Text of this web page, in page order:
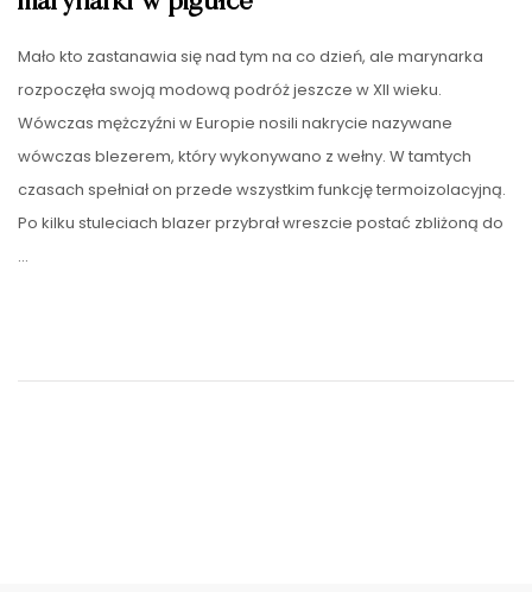
Mało kto zastanawia się nad tym na co dzień, ale marynarka
rozpoczęła swoją modową podróż jeszcze w XII wieku.
Wówczas mężczyźni w Europie nosili nakrycie nazywane
wówczas blezerem, który wykonywano z wełny. W tamtych
czasach spełniał on przede wszystkim funkcję termoizolacyjną.
Po kilku stuleciach blazer przybrał wreszcie postać zbliżoną do
…